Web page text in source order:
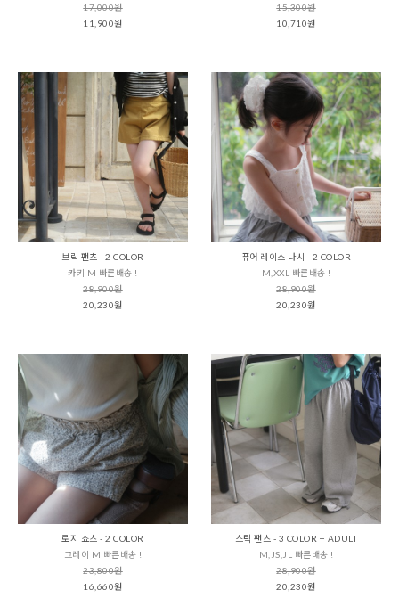
17,000원
11,900원
15,300원
10,710원
브릭 팬츠 - 2 COLOR
카키 M 빠른배송 !
28,900원
20,230원
퓨어 레이스 나시 - 2 COLOR
M,XXL 빠른배송 !
28,900원
20,230원
로지 쇼츠 - 2 COLOR
그레이 M 빠른배송 !
23,800원
16,660원
스틱 팬츠 - 3 COLOR + ADULT
M,JS,JL 빠른배송 !
28,900원
20,230원